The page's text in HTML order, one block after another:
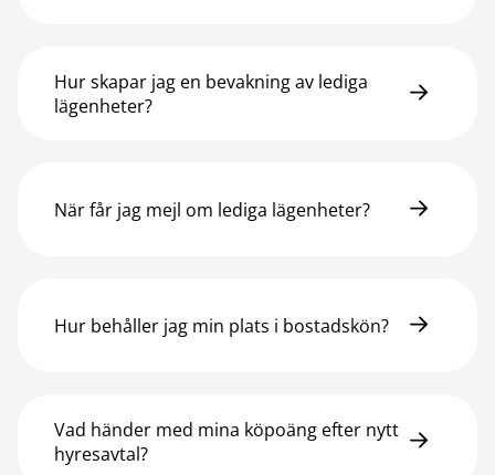
Hur skapar jag en bevakning av lediga
lägenheter?
När får jag mejl om lediga lägenheter?
Hur behåller jag min plats i bostadskön?
Vad händer med mina köpoäng efter nytt
hyresavtal?